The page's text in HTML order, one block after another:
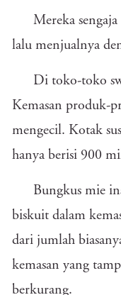
Mereka
lalu menjualnya
Di toko-toko
Kemasan produk-
mengecil. Kotak
hanya berisi 900
Bungkus mie
biskuit dalam
dari jumlah
kemasan yang
berkurang.